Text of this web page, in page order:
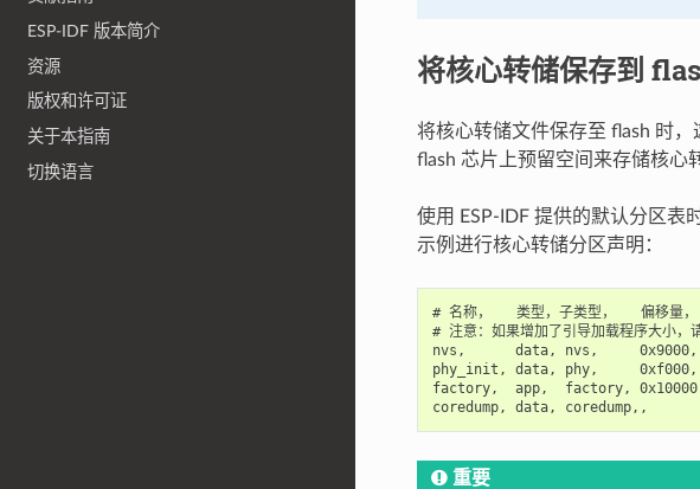
ESP-IDF 版本简介
资源
版权和许可证
关于本指南
切换语言
将核心转储保存到
将核心转储文件保存至 flash 时
flash 芯片上预留空间来存储核心
使用 ESP-IDF 提供的默认分区表
示例进行核心转储分区声明：
# 名称，   类型，子类型，   偏移量
# 注意：如果增加了引导加载程序大小，
nvs,      data, nvs,     0x9000,
phy_init, data, phy,     0xf000,
factory,  app,  factory,
重要